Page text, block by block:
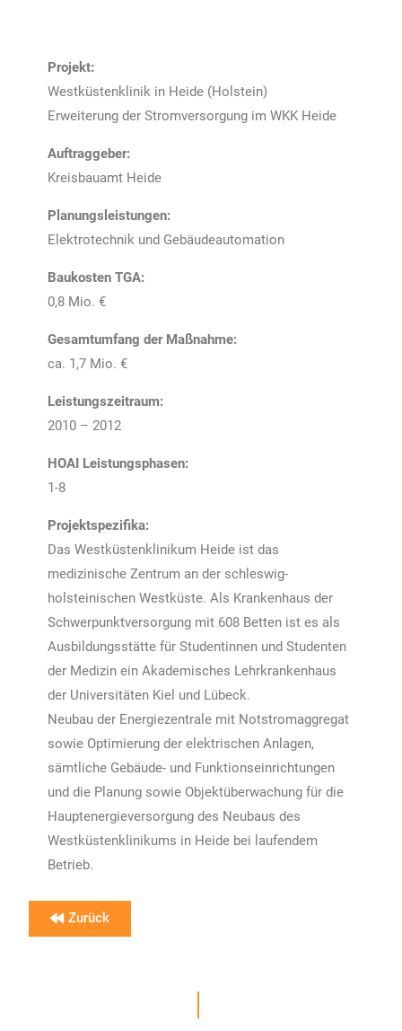
Projekt:
Westküstenklinik in Heide (Holstein)
Erweiterung der Stromversorgung im WKK Heide
Auftraggeber:
Kreisbauamt Heide
Planungsleistungen:
Elektrotechnik und Gebäudeautomation
Baukosten TGA:
0,8 Mio. €
Gesamtumfang der Maßnahme:
ca. 1,7 Mio. €
Leistungszeitraum:
2010 – 2012
HOAI Leistungsphasen:
1-8
Projektspezifika:
Das Westküstenklinikum Heide ist das
medizinische Zentrum an der schleswig-
holsteinischen Westküste. Als Krankenhaus der
Schwerpunktversorgung mit 608 Betten ist es als
Ausbildungsstätte für Studentinnen und Studenten
der Medizin ein Akademisches Lehrkrankenhaus
der Universitäten Kiel und Lübeck.
Neubau der Energiezentrale mit Notstromaggregat
sowie Optimierung der elektrischen Anlagen,
sämtliche Gebäude- und Funktionseinrichtungen
und die Planung sowie Objektüberwachung für die
Hauptenergieversorgung des Neubaus des
Westküstenklinikums in Heide bei laufendem
Betrieb.
Zurück